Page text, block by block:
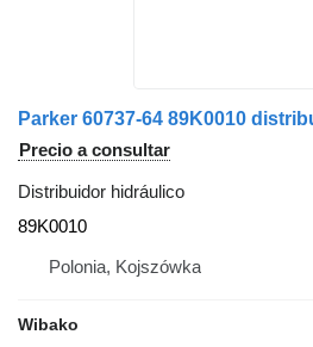
Parker 60737-64 89K0010
Precio a consultar
Distribuidor hidráulico
89K0010
Polonia, Kojszówka
Wibako